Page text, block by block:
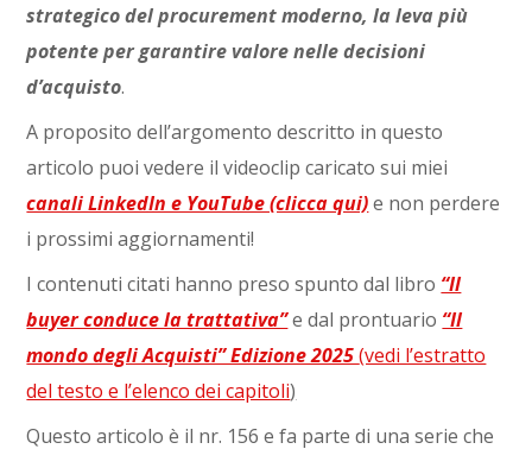
strategico del procurement moderno, la leva più
potente per garantire valore nelle decisioni
d’acquisto.
A proposito dell’argomento descritto in questo
articolo puoi vedere il videoclip caricato sui miei
canali LinkedIn e YouTube (clicca qui)e non perdere
i prossimi aggiornamenti!
I contenuti citati hanno preso spunto dal libro “Il
buyer conduce la trattativa”e dal prontuario “Il
mondo degli Acquisti” Edizione 2025(vedi l’estratto
del testo e l’elenco dei capitoli)
Questo articolo è il nr. 156 e fa parte di una serie che